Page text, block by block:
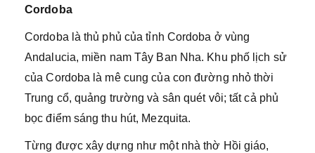
Cordoba
Cordoba là thủ phủ của tỉnh Cordoba ở vùng
Andalucia, miền nam Tây Ban Nha. Khu phố lịch sử
của Cordoba là mê cung của con đường nhỏ thời
Trung cổ, quảng trường và sân quét vôi; tất cả phủ
bọc điểm sáng thu hút, Mezquita.
Từng được xây dựng như một nhà thờ Hồi giáo,